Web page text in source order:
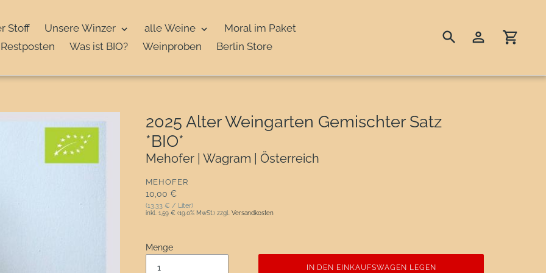
Stoff Unsere Winzer alle Weine
Moral im Paket
Restposten
Was ist BIO? Weinproben Berlin Store
Suchen Einloggen
2025 Alter Weingarten Gemischter Satz
*BIO*
Mehofer | Wagram | Österreich
VERKÄUFER
MEHOFER
Normaler Preis
10,00 €
(13,33 € / Liter)
inkl. 1,59 € (19.0% MwSt.) zzgl. Versandkosten
Menge
IN DEN EINKAUFSWAGEN LEGEN